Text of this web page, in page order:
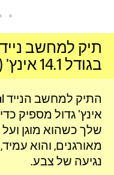
אינץ' גדול מספיק
שלך כשהוא מוגן
מאורגנים, והוא
נגיעה של צבע.
בגודל 14.1 אינץ' (500S8AA)